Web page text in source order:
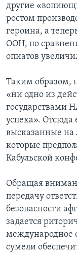
другие
ростом
героина, а
ООН, по
опиатов
Таким образом,
«ни одно из
государствами
успеха». Отсюда
высказанные на
которые
Кабульской
Обращая
передачу
безопасности
задается
международное
сумели